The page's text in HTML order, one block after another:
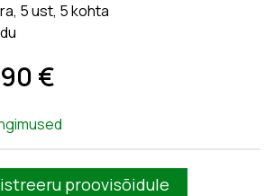
5 ust, 5 kohta
€
proovisõidule